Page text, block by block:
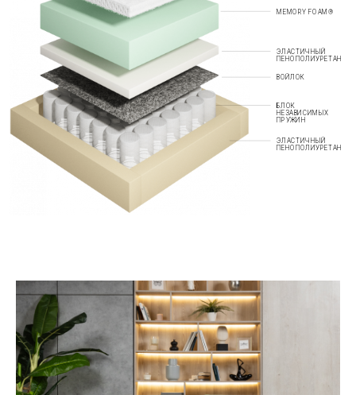
MEMORY FOAM®
ЭЛАСТИЧНЫЙ
ПЕНОПОЛИУРЕТАН
ВОЙЛОК
БЛОК
НЕЗАВИСИМЫХ
ПРУЖИН
ЭЛАСТИЧНЫЙ
ПЕНОПОЛИУРЕТАН